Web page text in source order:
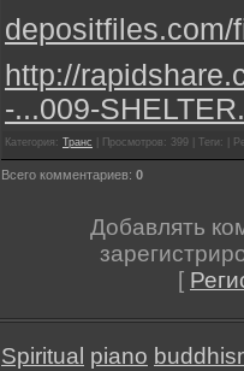
depositfiles.com/
http://
-...009-
Категория: Транс | Просмотров: 399 | Теги: |
Всего комментариев: 0
Добавлять
[
Spiritual piano